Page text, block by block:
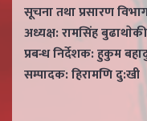
सूचना तथा प्रसारण
अध्यक्ष: रामसिंह बुढाथाेकी
प्रबन्ध निर्देशक: हुकुम
सम्पादक: हिरामणि दु:खी